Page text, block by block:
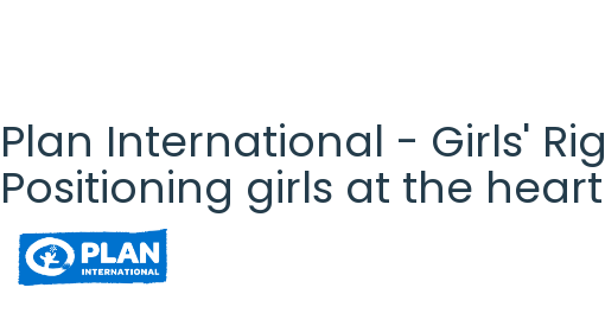
Plan International - Girls'
Positioning girls at the
Plan
International